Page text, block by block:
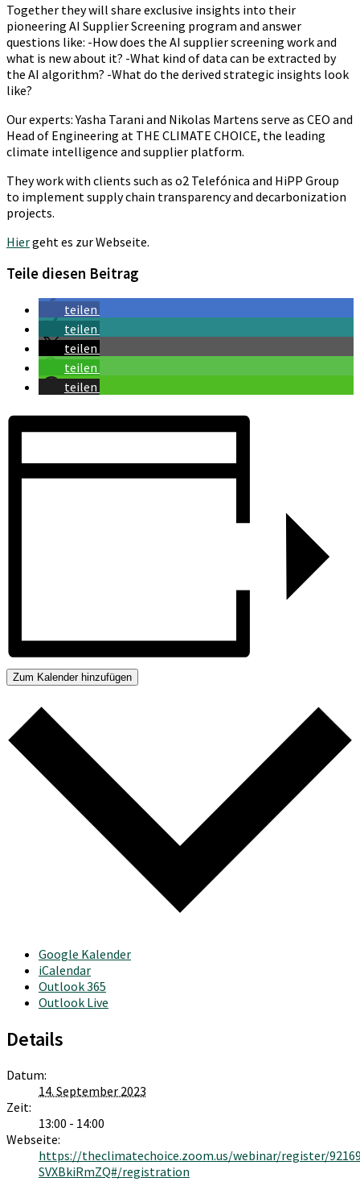
Together they will share exclusive insights into their
pioneering AI Supplier Screening program and answer
questions like: -How does the AI supplier screening work and
what is new about it? -What kind of data can be extracted by
the AI algorithm? -What do the derived strategic insights look
like?
Our experts: Yasha Tarani and Nikolas Martens serve as CEO and
Head of Engineering at THE CLIMATE CHOICE, the leading
climate intelligence and supplier platform.
They work with clients such as o2 Telefónica and HiPP Group
to implement supply chain transparency and decarbonization
projects.
Hiergeht es zur Webseite.
Teile diesen Beitrag
teilen
teilen
teilen
teilen
teilen
Zum Kalender hinzufügen
Google Kalender
iCalendar
Outlook 365
Outlook Live
Details
Datum:
14. September 2023
Zeit:
13:00 - 14:00
Webseite:
https://theclimatechoice.zoom.us/webinar/register/
SVXBkiRmZQ#/registration